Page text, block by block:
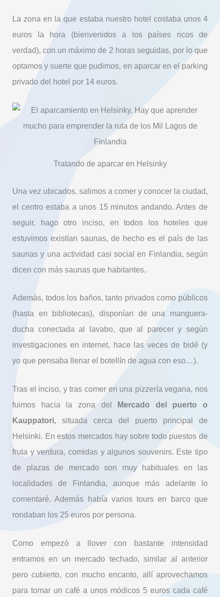
La zona en la que estaba nuestro hotel costaba unos 4
euros la hora (bienvenidos a los países ricos de
verdad), con un máximo de 2 horas seguidas, por lo que
optamos y suerte que pudimos, en aparcar en el parking
privado del hotel por 14 euros.
Tratando de aparcar en Helsinky
Una vez ubicados, salimos a comer y conocer la ciudad,
el centro estaba a unos 15 minutos andando. Antes de
seguir, hago otro inciso, en todos los hoteles que
estuvimos existían saunas, de hecho es el país de las
saunas y una actividad casi social en Finlandia, según
dicen con más saunas que habitantes.
Además, todos los baños, tanto privados como públicos
(hasta en bibliotecas), disponían de una manguera-
ducha conectada al lavabo, que al parecer y según
investigaciones en internet, hace las veces de bidé (y
yo que pensaba llenar el botellín de agua con eso…).
Tras el inciso, y tras comer en una pizzería vegana, nos
fuimos hacia la zona del
Mercado del puerto o
Kauppatori, situada cerca del puerto principal de
Helsinki. En estos mercados hay sobre todo puestos de
fruta y verdura, comidas y algunos souvenirs. Este tipo
de plazas de mercado son muy habituales en las
localidades de Finlandia, aunque más adelante lo
comentaré. Además había varios tours en barco que
rondaban los 25 euros por persona.
Como empezó a llover con bastante intensidad
entramos en un mercado techado, similar al anterior
pero cubierto, con mucho encanto, allí aprovechamos
para tomar un café a unos módicos 5 euros cada café